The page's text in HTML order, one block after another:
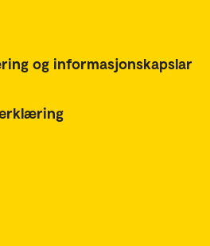
og informasjonskapslar